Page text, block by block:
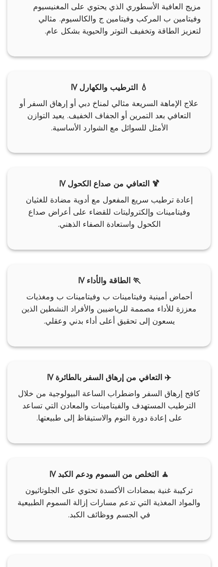
مزيج العافية الأسطوري الذي يحتوي على المغنيسيوم
وفيتامين ب المركب وفيتامين ج والكالسيوم. مثالي
لتعزيز الطاقة وتخفيف التوتر والحيوية بشكل عام.
💧 الترطيب والكهارل IV
علاج الإماهة السريعة مثالي لمناخ دبي أو إرهاق السفر أو
التعافي بعد التمرين أو الجفاف الخفيف. يعيد التوازن
الأمثل للسوائل مع الشوارد الأساسية.
🍹 التعافي من صداع الكحول IV
إعادة ترطيب سريع المفعول مع أدوية مضادة للغثيان
وفيتامينات وإلكتروليتات للقضاء على أعراض صداع
الكحول واستعادة الصفاء الذهني.
🏃 الطاقة والأداء IV
أحماض أمينية وفيتامينات ب وفيتامينات ب ومغذيات
معززة للأداء مصممة للرياضيين والأفراد النشطين الذين
يسعون إلى تحقيق أعلى أداء بدني وعقلي.
✈️ التعافي من إرهاق السفر بالطائرة IV
كافح إرهاق السفر واضطراب الساعة البيولوجية من خلال
الترطيب المستهدف والفيتامينات والمعادن التي تساعد
على إعادة دورة النوم والاستيقاظ إلى طبيعتها.
🧘 التخلص من السموم ودعم الكبد IV
تركيبة غنية بمضادات الأكسدة تحتوي على الجلوتاثيون
والمواد المغذية التي تدعم مسارات إزالة السموم الطبيعية
في الجسم ووظائف الكبد.